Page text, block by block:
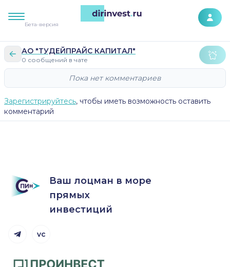
Бета-версия
АО "ТУДЕЙПРАЙС КАПИТАЛ"
0 сообщений в чате
Пока нет комментариев
Зарегистрируйтесь, чтобы иметь возможность оставить
комментарий
Ваш лоцман в море
прямых
инвестиций
Telegram канал
vc